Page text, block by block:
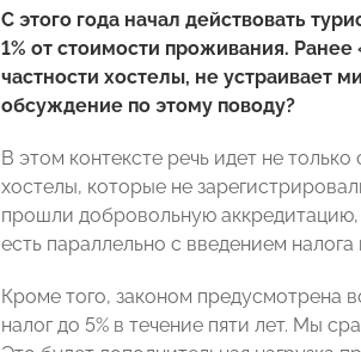
С этого года начал действовать
1% от стоимости проживания.
частности хостелы, не устраивает
обсуждение по этому поводу?
В этом контексте речь идет не
хостелы, которые не
прошли добровольную
есть параллельно с введением
Кроме того, законом предусмотрена
налог до 5% в течение пяти лет. Мы